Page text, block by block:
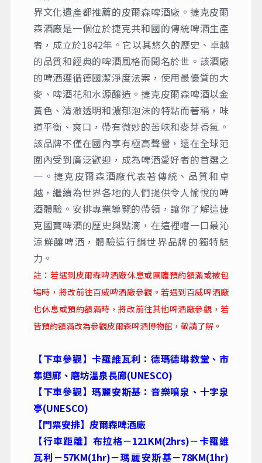
界文化遺產都推薦的皮爾森啤酒廠。捷克皮爾
森酒廠是一個位於捷克共和國的傳統啤酒生產
者，成立於1842年。它以其悠久的歷史、卓越
的品質和經典的啤酒風格而聞名於世。該酒廠
的啤酒遵循德國潔淨度法案，使用最優質的大
麥、啤酒花和水源釀造。捷克皮爾森啤酒以金
黃色、清澈透明和濃郁泡沫的特點而著稱，味
道平衡、爽口，帶有微妙的苦味和麥芽香氣。
該品牌不僅在國內享有極高聲譽，還在全球范
圍內受到廣泛歡迎，成為啤酒愛好者的首選之
一。捷克皮爾森酒廠代表著傳統、品質和卓
越，繼續為世界各地的人們提供令人愉悅的啤
酒體驗。安排專業導覽的帶領，讓你了解這捷
克國寶啤酒的歷史與點滴，在這裡嚐一口最沁
涼鮮釀啤酒，體驗這行銷世界品牌的獨特魅
力。
註：若遇到皮爾森啤酒廠休息或團體預約額滿或被包
場時，將改前往百威啤酒廠參觀。若遇到百威啤酒廠
也休息或預約額滿時，將改前往其他啤酒廠參觀，若
皆預約額滿改為參觀皮爾森啤酒博物館，敬請了解。
【下車參觀】卡羅維瓦利：德瑪德琳教堂、市
集迴廊、磨坊溫泉長廊(UNESCO)
【下車參觀】瑪麗安斯基：音樂噴泉、十字泉
亭(UNESCO)
【門票安排】皮爾森啤酒廠
【行車距離】布拉格－121KM(2hrs)－卡羅維
瓦利－57KM(1hr)－瑪麗安斯基－78KM(1hr)